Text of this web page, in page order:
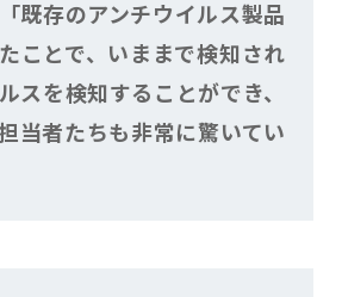
既存のアンチウイルス製品
ことで、いままで検知され
スを検知することができ、
当者たちも非常に驚いてい